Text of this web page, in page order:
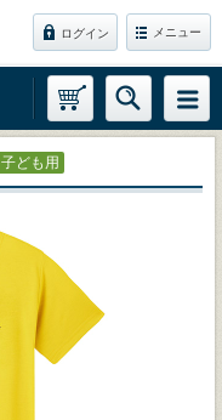
ログイン メニュー
子ども用